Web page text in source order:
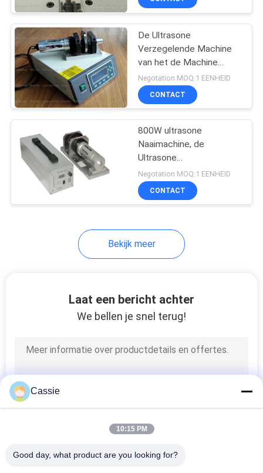
De Ultrasone
Verzegelende Machine
van het de Machine
Naadloze Ultrasone
Lassen van de hoge
Frequentietrilling
Negotation MOQ:1 EENHEID
CONTACT
800W ultrasone
Naaimachine, de
Ultrasone
Milieuvriendelijke
Machine van het
Stoffenlassen
Negotation MOQ:1 EENHEID
CONTACT
Bekijk meer
Laat een bericht achter
We bellen je snel terug!
Cassie
10:15 PM
Good day, what product are you looking for?